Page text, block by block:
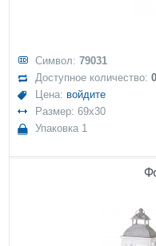
Символ:79031
Доступное количество:
Цена: войдите
Размер: 69x30
Упаковка 1